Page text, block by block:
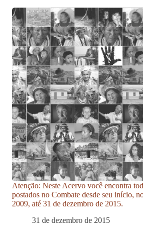
Atenção: Neste Acervo você encontra
postados no Combate desde seu início,
2009, até 31 de dezembro de 2015.
31 de dezembro de 2015